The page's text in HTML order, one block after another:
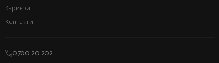
Кариери
Контакти
0700 20 202